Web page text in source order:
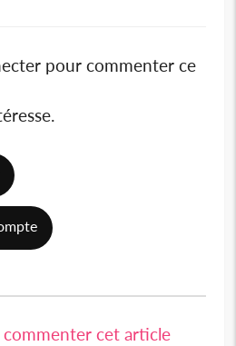
pour commenter ce
commenter cet article